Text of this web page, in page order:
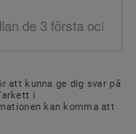
att kunna ge dig svar på
i
kan komma att